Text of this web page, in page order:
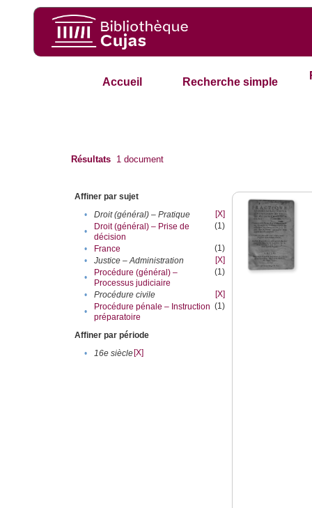
Accueil Recherche simple
Résultats 1 document
Affiner par sujet
•
Droit (général) – Pratique
[X]
•
Droit (général) – Prise de
décision
(1)
• France
(1)
•
Justice – Administration
[X]
•
Procédure (général) –
Processus judiciaire
(1)
• Procédure civile
[X]
•
Procédure pénale – Instruction
préparatoire
(1)
Affiner par période
•
16e siècle[X]